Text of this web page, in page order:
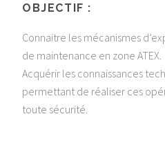
OBJECTIF :
Connaitre les mécanismes
de maintenance en zone ATEX.
Acquérir les connaissances
permettant de réaliser ces
toute sécurité.